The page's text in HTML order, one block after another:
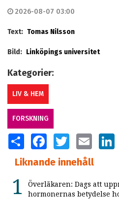
2026-08-07 03:00
Text: Tomas Nilsson
Bild: Linköpings universitet
Kategorier:
LIV & HEM
FORSKNING
SHARE FACEBOOKTWITTER EMAIL
Liknande innehåll
Överläkaren: Dags att
hormonernas betydelse